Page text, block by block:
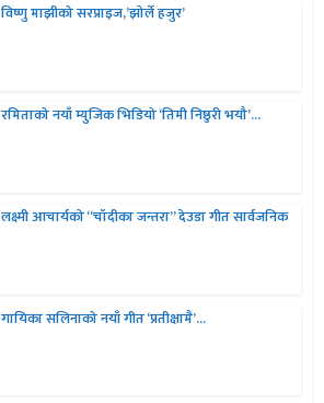
विष्णु माझीको सरप्राइज,’झोर्ले हजुर’
रमिताको नयाँ म्युजिक भिडियो ‘तिमी निष्ठुरी भयौ’...
लक्ष्मी आचार्यको “चॉदीका जन्तरा” देउडा गीत सार्वजनिक
गायिका सलिनाको नयाँ गीत ‘प्रतीक्षामै’...